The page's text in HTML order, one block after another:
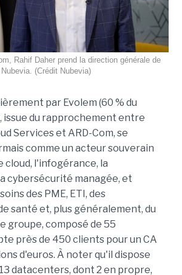
Rahif Daher prend la direction générale de
Nubevia. (Crédit Nubevia)
par Evolem (60 % du
issue du rapprochement entre
Services et ARD-Com, se
comme un acteur souverain
cloud, l'infogérance, la
cybersécurité managée, et
des PME, ETI, des
santé et, plus généralement, du
groupe, composé de 55
près de 450 clients pour un CA
d'euros. À noter qu'il dispose
datacenters, dont 2 en propre,